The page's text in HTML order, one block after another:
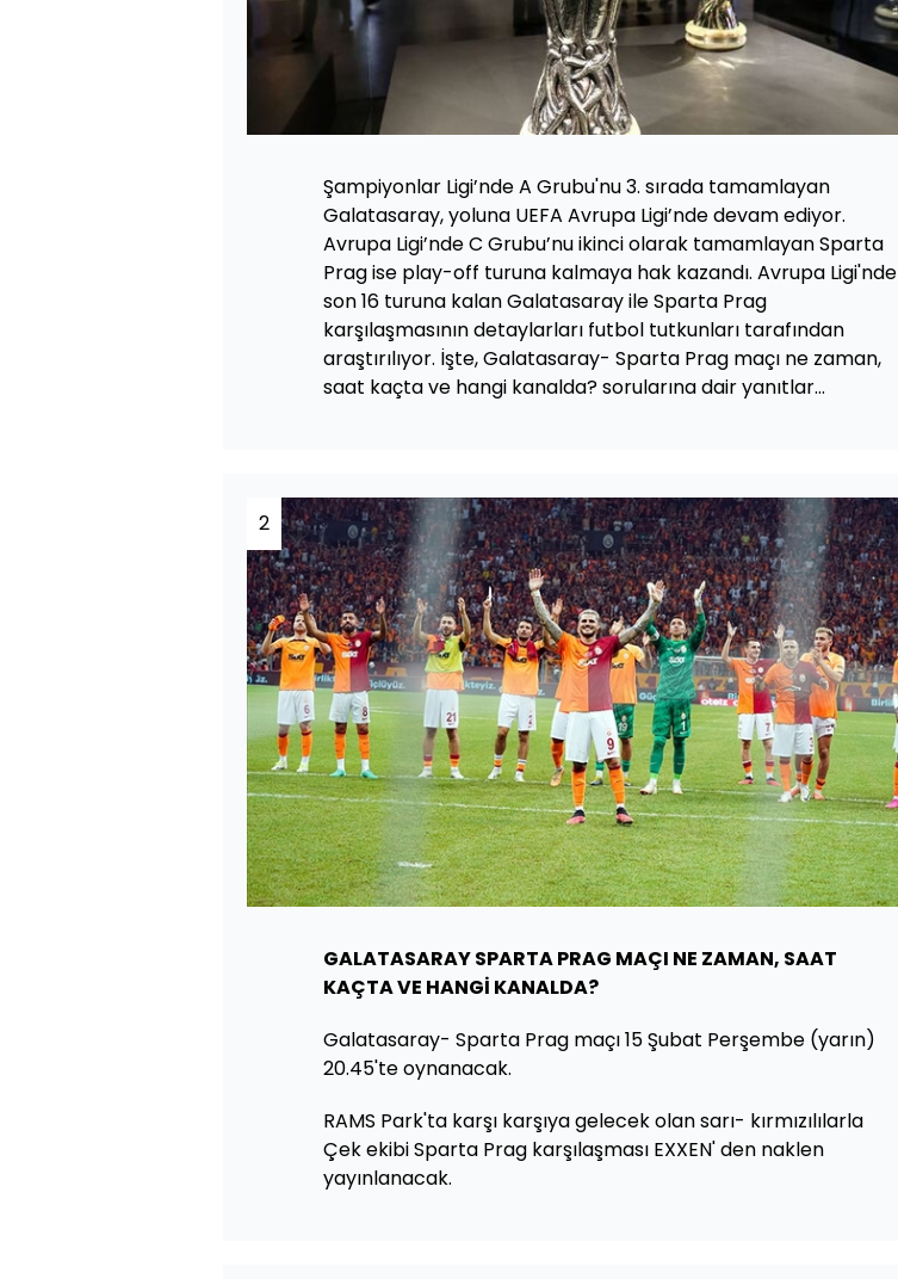
Şampiyonlar Ligi’nde A Grubu'nu 3. sırada tamamlayan
Galatasaray, yoluna UEFA Avrupa Ligi’nde devam ediyor.
Avrupa Ligi’nde C Grubu’nu ikinci olarak tamamlayan Sparta
Prag ise play-off turuna kalmaya hak kazandı. Avrupa Ligi'nde
son 16 turuna kalan Galatasaray ile Sparta Prag
karşılaşmasının detaylarları futbol tutkunları tarafından
araştırılıyor. İşte, Galatasaray- Sparta Prag maçı ne zaman,
saat kaçta ve hangi kanalda? sorularına dair yanıtlar...
2
GALATASARAY SPARTA PRAG MAÇI NE ZAMAN, SAAT
KAÇTA VE HANGİ KANALDA?
Galatasaray- Sparta Prag maçı 15 Şubat Perşembe (yarın)
20.45'te oynanacak.
RAMS Park'ta karşı karşıya gelecek olan sarı- kırmızılılarla
Çek ekibi Sparta Prag karşılaşması EXXEN' den naklen
yayınlanacak.